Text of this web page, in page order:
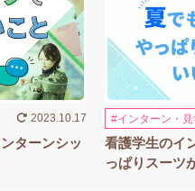
2023.10.17
ターンシッ
インターン・
看護学生のイ
っぱりスーツ